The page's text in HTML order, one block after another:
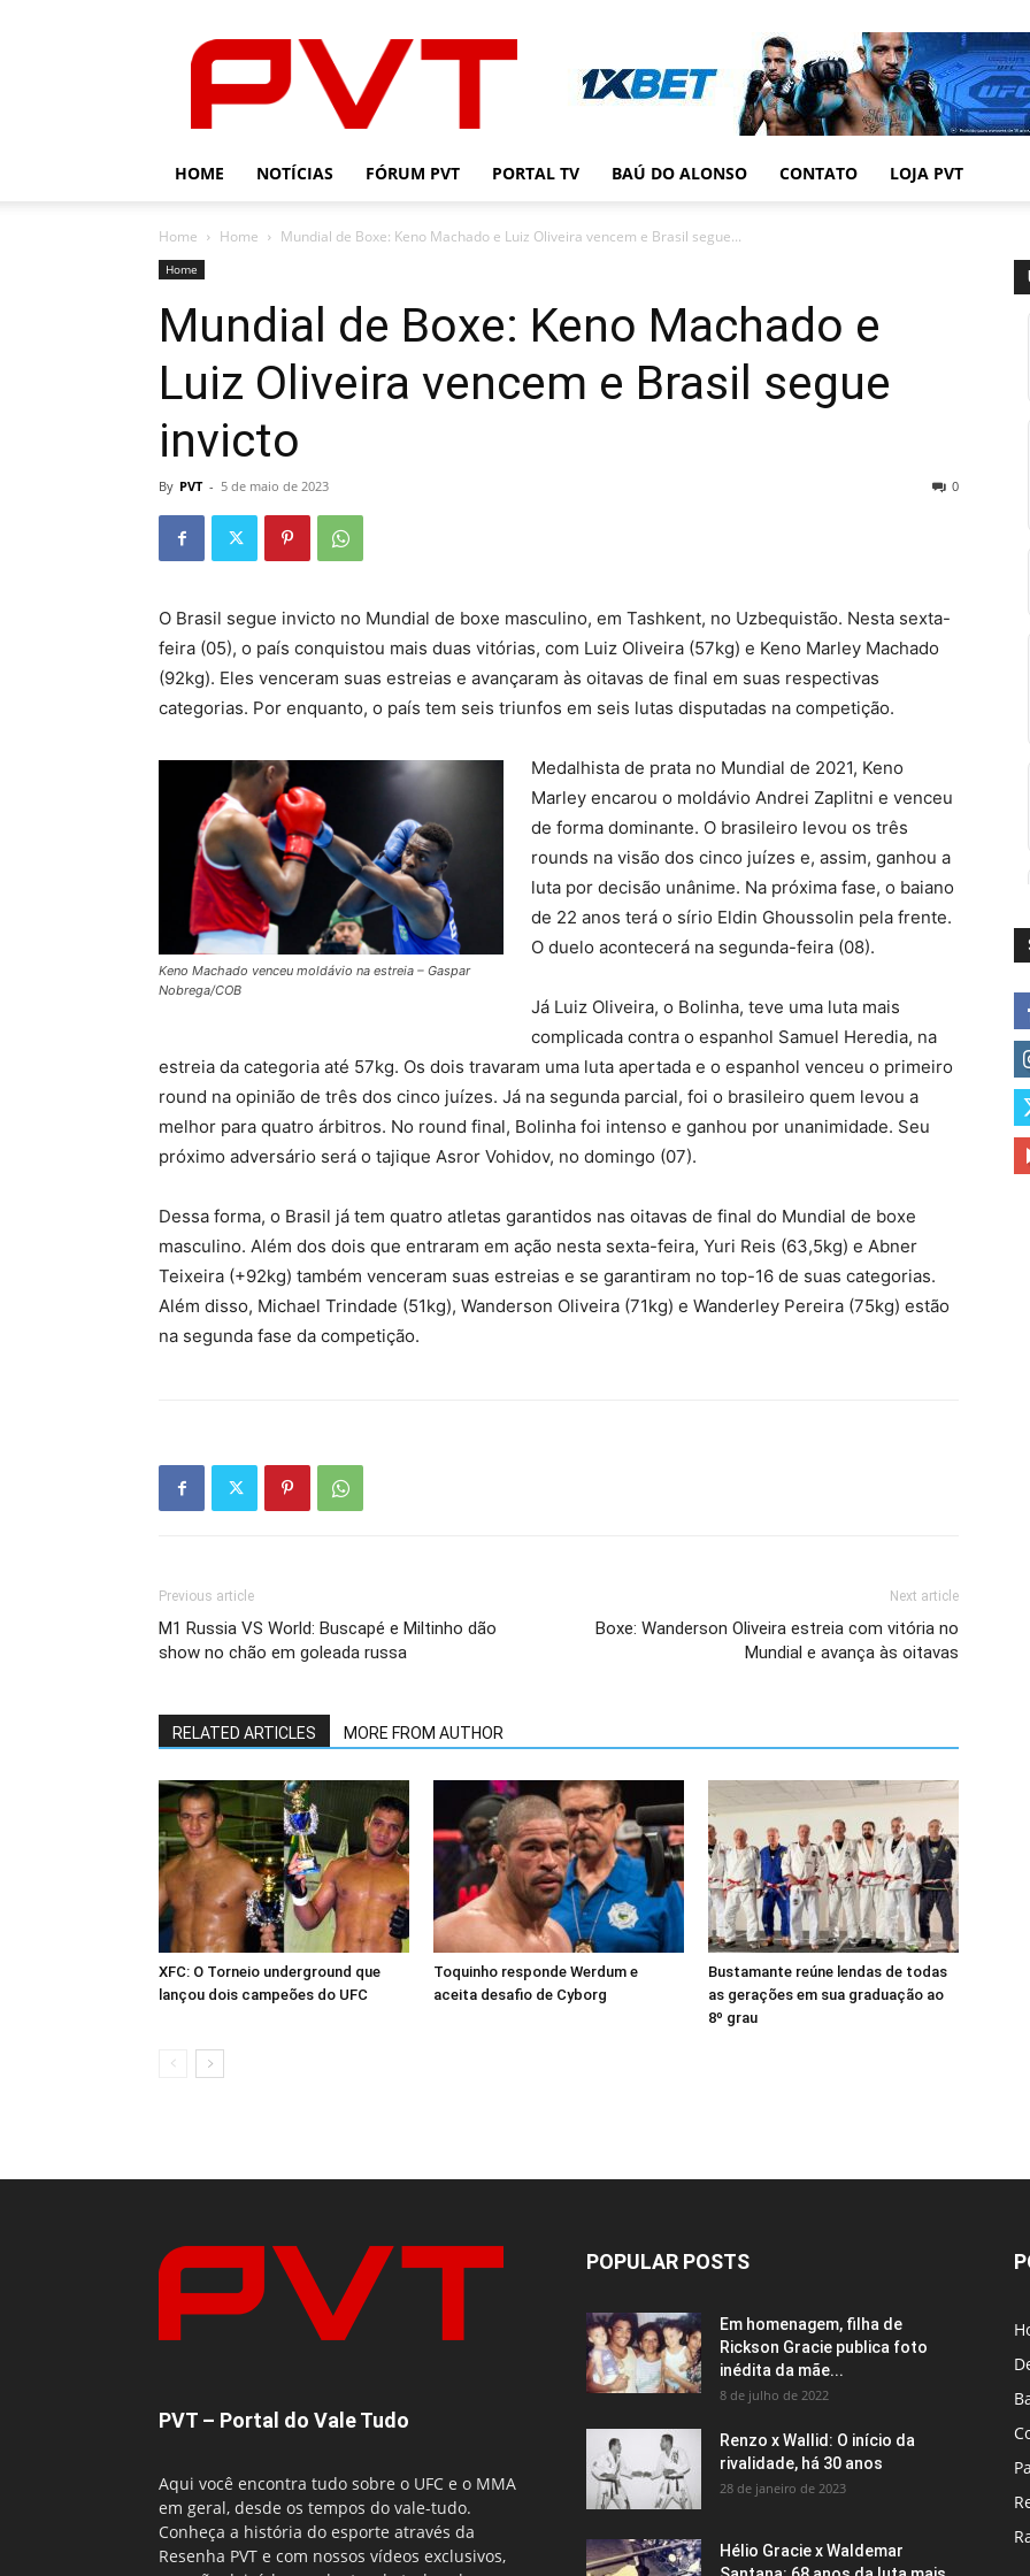
HOME NOTÍCIAS FÓRUM PVT PORTAL TV BAÚ DO ALONSO CONTATO LOJA PVT
Home Home Mundial de Boxe: Keno Machado e Luiz Oliveira vencem e Brasil segue...
Home
Mundial de Boxe: Keno Machado e
Luiz Oliveira vencem e Brasil segue
invicto
By PVT - 5 de maio de 2023 0
O Brasil segue invicto no Mundial de boxe masculino, em Tashkent, no Uzbequistão. Nesta sexta-
feira (05), o país conquistou mais duas vitórias, com Luiz Oliveira (57kg) e Keno Marley Machado
(92kg). Eles venceram suas estreias e avançaram às oitavas de final em suas respectivas
categorias. Por enquanto, o país tem seis triunfos em seis lutas disputadas na competição.
Keno Machado venceu moldávio na estreia – Gaspar
Nobrega/COB
Medalhista de prata no Mundial de 2021, Keno
Marley encarou o moldávio Andrei Zaplitni e venceu
de forma dominante. O brasileiro levou os três
rounds na visão dos cinco juízes e, assim, ganhou a
luta por decisão unânime. Na próxima fase, o baiano
de 22 anos terá o sírio Eldin Ghoussolin pela frente.
O duelo acontecerá na segunda-feira (08).
Já Luiz Oliveira, o Bolinha, teve uma luta mais
complicada contra o espanhol Samuel Heredia, na
estreia da categoria até 57kg. Os dois travaram uma luta apertada e o espanhol venceu o primeiro
round na opinião de três dos cinco juízes. Já na segunda parcial, foi o brasileiro quem levou a
melhor para quatro árbitros. No round final, Bolinha foi intenso e ganhou por unanimidade. Seu
próximo adversário será o tajique Asror Vohidov, no domingo (07).
Dessa forma, o Brasil já tem quatro atletas garantidos nas oitavas de final do Mundial de boxe
masculino. Além dos dois que entraram em ação nesta sexta-feira, Yuri Reis (63,5kg) e Abner
Teixeira (+92kg) também venceram suas estreias e se garantiram no top-16 de suas categorias.
Além disso, Michael Trindade (51kg), Wanderson Oliveira (71kg) e Wanderley Pereira (75kg) estão
na segunda fase da competição.
Previous article
M1 Russia VS World: Buscapé e Miltinho dão
show no chão em goleada russa
Next article
Boxe: Wanderson Oliveira estreia com vitória no
Mundial e avança às oitavas
RELATED ARTICLES MORE FROM AUTHOR
XFC: O Torneio underground que
lançou dois campeões do UFC
Toquinho responde Werdum e
aceita desafio de Cyborg
Bustamante reúne lendas de todas
as gerações em sua graduação ao
8º grau
PVT – Portal do Vale Tudo
Aqui você encontra tudo sobre o UFC e o MMA
em geral, desde os tempos do vale-tudo.
Conheça a história do esporte através da
Resenha PVT e com nossos vídeos exclusivos,
POPULAR POSTS
Em homenagem, filha de
Rickson Gracie publica foto
inédita da mãe...
8 de julho de 2022
Renzo x Wallid: O início da
rivalidade, há 30 anos
28 de janeiro de 2023
Hélio Gracie x Waldemar